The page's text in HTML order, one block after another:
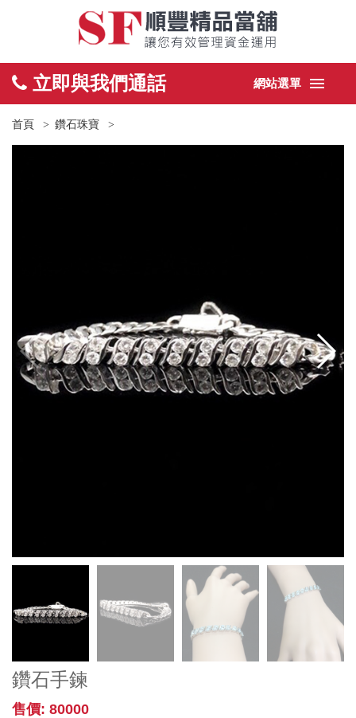
立即與我們通話 網站選單
首頁 鑽石珠寶
鑽石手鍊
售價: 80000